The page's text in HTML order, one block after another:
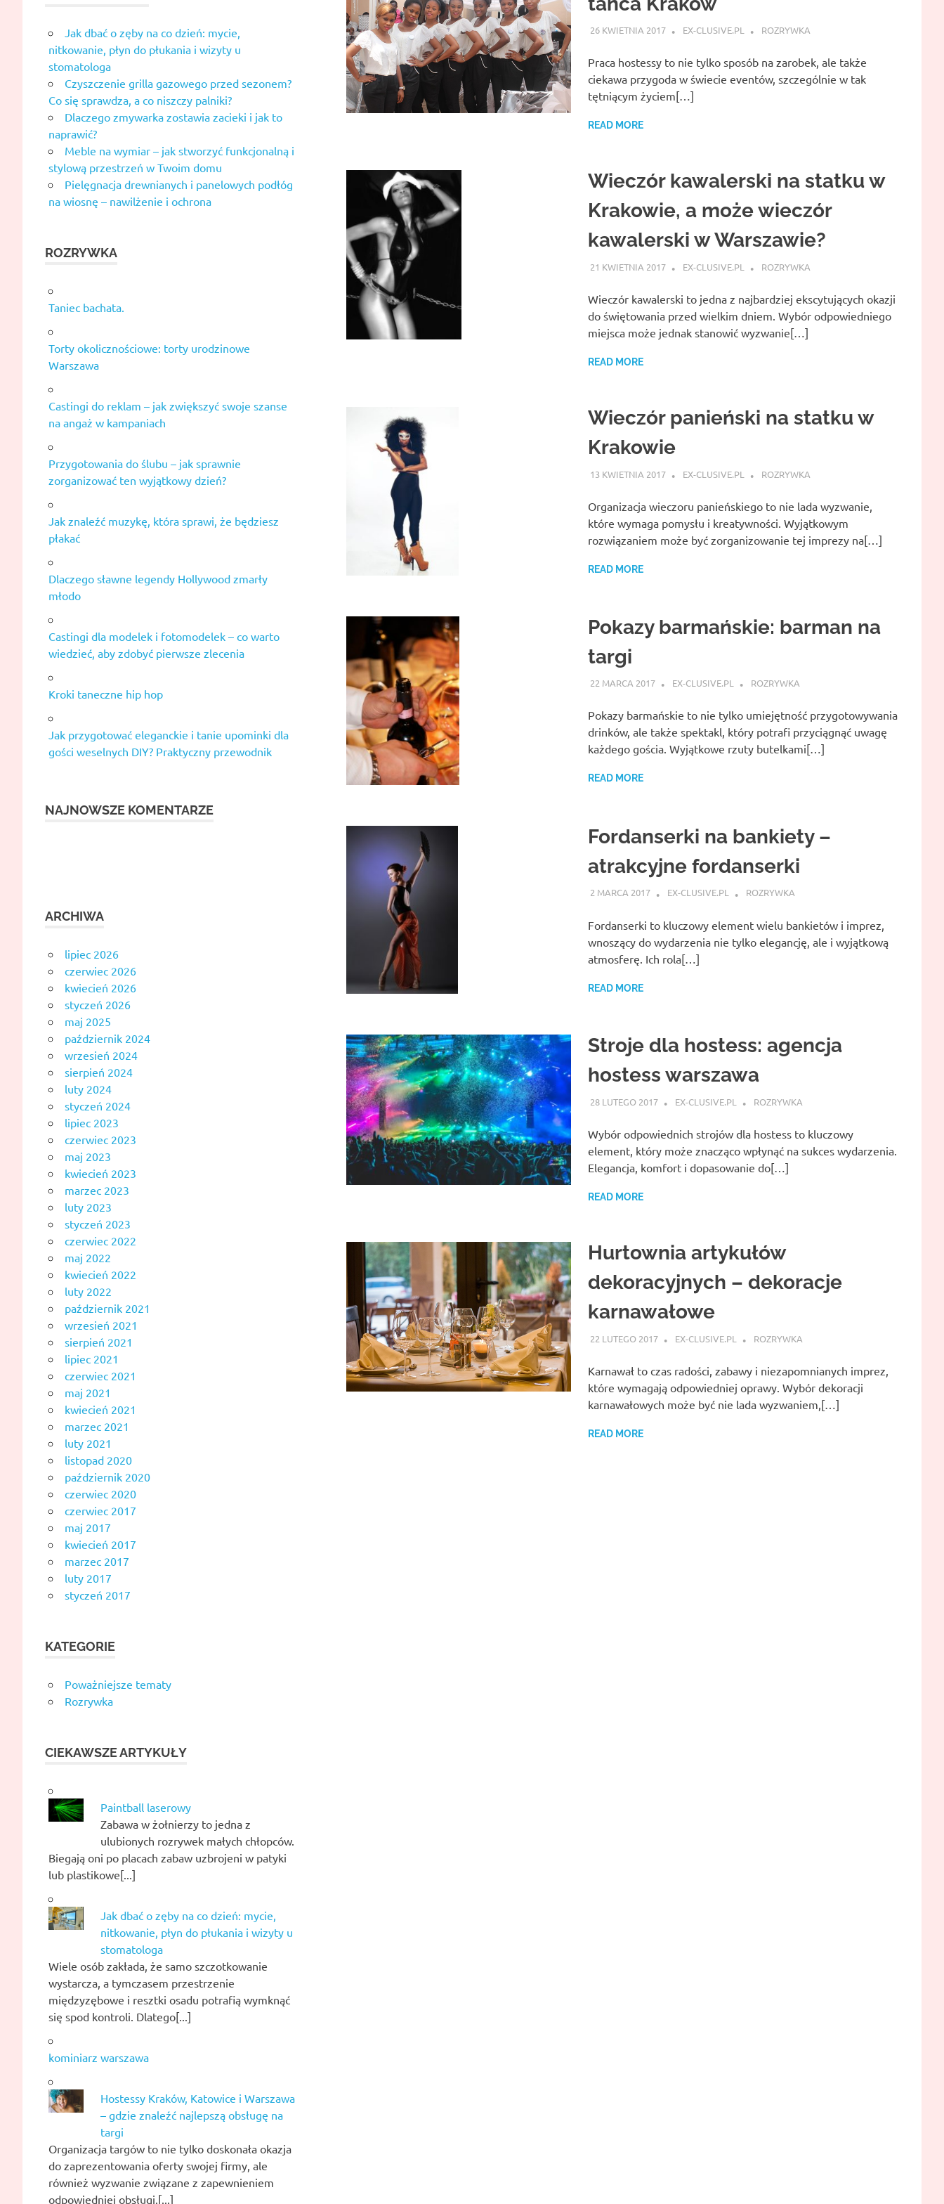
26 KWIETNIA 2017 EX-CLUSIVE.PL ROZRYWKA
Praca hostessy to nie tylko sposób na zarobek, ale także
ciekawa przygoda w świecie eventów, szczególnie w tak
tętniącym życiem[…]
READ MORE
Wieczór kawalerski na statku w
Krakowie, a może wieczór
kawalerski w Warszawie?
21 KWIETNIA 2017 EX-CLUSIVE.PL ROZRYWKA
Wieczór kawalerski to jedna z najbardziej ekscytujących okazji
do świętowania przed wielkim dniem. Wybór odpowiedniego
miejsca może jednak stanowić wyzwanie[…]
READ MORE
Wieczór panieński na statku w
Krakowie
13 KWIETNIA 2017 EX-CLUSIVE.PL ROZRYWKA
Organizacja wieczoru panieńskiego to nie lada wyzwanie,
które wymaga pomysłu i kreatywności. Wyjątkowym
rozwiązaniem może być zorganizowanie tej imprezy na[…]
READ MORE
Pokazy barmańskie: barman na
targi
22 MARCA 2017 EX-CLUSIVE.PL ROZRYWKA
Pokazy barmańskie to nie tylko umiejętność przygotowywania
drinków, ale także spektakl, który potrafi przyciągnąć uwagę
każdego gościa. Wyjątkowe rzuty butelkami[…]
READ MORE
Fordanserki na bankiety –
atrakcyjne fordanserki
2 MARCA 2017 EX-CLUSIVE.PL ROZRYWKA
Fordanserki to kluczowy element wielu bankietów i imprez,
wnoszący do wydarzenia nie tylko elegancję, ale i wyjątkową
atmosferę. Ich rola[…]
READ MORE
Stroje dla hostess: agencja
hostess warszawa
28 LUTEGO 2017 EX-CLUSIVE.PL ROZRYWKA
Wybór odpowiednich strojów dla hostess to kluczowy
element, który może znacząco wpłynąć na sukces wydarzenia.
Elegancja, komfort i dopasowanie do[…]
READ MORE
Hurtownia artykułów
dekoracyjnych – dekoracje
karnawałowe
22 LUTEGO 2017 EX-CLUSIVE.PL ROZRYWKA
Karnawał to czas radości, zabawy i niezapomnianych imprez,
które wymagają odpowiedniej oprawy. Wybór dekoracji
karnawałowych może być nie lada wyzwaniem,[…]
READ MORE
Jak dbać o zęby na co dzień: mycie,
nitkowanie, płyn do płukania i wizyty u
stomatologa
Czyszczenie grilla gazowego przed sezonem?
Co się sprawdza, a co niszczy palniki?
Dlaczego zmywarka zostawia zacieki i jak to
naprawić?
Meble na wymiar – jak stworzyć funkcjonalną i
stylową przestrzeń w Twoim domu
Pielęgnacja drewnianych i panelowych podłóg
na wiosnę – nawilżenie i ochrona
ROZRYWKA
Taniec bachata.
Torty okolicznościowe: torty urodzinowe
Warszawa
Castingi do reklam – jak zwiększyć swoje szanse
na angaż w kampaniach
Przygotowania do ślubu – jak sprawnie
zorganizować ten wyjątkowy dzień?
Jak znaleźć muzykę, która sprawi, że będziesz
płakać
Dlaczego sławne legendy Hollywood zmarły
młodo
Castingi dla modelek i fotomodelek – co warto
wiedzieć, aby zdobyć pierwsze zlecenia
Kroki taneczne hip hop
Jak przygotować eleganckie i tanie upominki dla
gości weselnych DIY? Praktyczny przewodnik
NAJNOWSZE KOMENTARZE
ARCHIWA
lipiec 2026
czerwiec 2026
kwiecień 2026
styczeń 2026
maj 2025
październik 2024
wrzesień 2024
sierpień 2024
luty 2024
styczeń 2024
lipiec 2023
czerwiec 2023
maj 2023
kwiecień 2023
marzec 2023
luty 2023
styczeń 2023
czerwiec 2022
maj 2022
kwiecień 2022
luty 2022
październik 2021
wrzesień 2021
sierpień 2021
lipiec 2021
czerwiec 2021
maj 2021
kwiecień 2021
marzec 2021
luty 2021
listopad 2020
październik 2020
czerwiec 2020
czerwiec 2017
maj 2017
kwiecień 2017
marzec 2017
luty 2017
styczeń 2017
KATEGORIE
Poważniejsze tematy
Rozrywka
CIEKAWSZE ARTYKUŁY
Paintball laserowy
Zabawa w żołnierzy to jedna z
ulubionych rozrywek małych chłopców.
Biegają oni po placach zabaw uzbrojeni w patyki
lub plastikowe[...]
Jak dbać o zęby na co dzień: mycie,
nitkowanie, płyn do płukania i wizyty u
stomatologa
Wiele osób zakłada, że samo szczotkowanie
wystarcza, a tymczasem przestrzenie
międzyzębowe i resztki osadu potrafią wymknąć
się spod kontroli. Dlatego[...]
kominiarz warszawa
Hostessy Kraków, Katowice i Warszawa
– gdzie znaleźć najlepszą obsługę na
targi
Organizacja targów to nie tylko doskonała okazja
do zaprezentowania oferty swojej firmy, ale
również wyzwanie związane z zapewnieniem
odpowiedniej obsługi.[...]